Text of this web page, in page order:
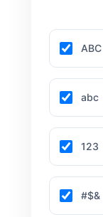
ABC
abc
123
#$&